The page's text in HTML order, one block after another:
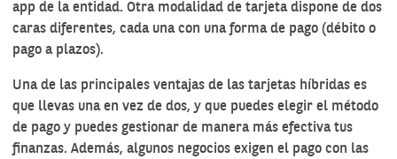
app de la entidad. Otra modalidad de tarjeta dispone de dos
caras diferentes, cada una con una forma de pago (débito o
pago a plazos).
Una de las principales ventajas de las tarjetas híbridas es
que llevas una en vez de dos, y que puedes elegir el método
de pago y puedes gestionar de manera más efectiva tus
finanzas. Además, algunos negocios exigen el pago con las